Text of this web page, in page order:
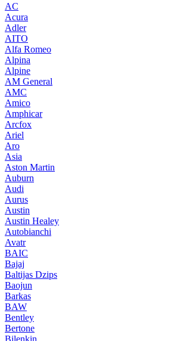
AC
Acura
Adler
AITO
Alfa Romeo
Alpina
Alpine
AM General
AMC
Amico
Amphicar
Arcfox
Ariel
Aro
Asia
Aston Martin
Auburn
Audi
Aurus
Austin
Austin Healey
Autobianchi
Avatr
BAIC
Bajaj
Baltijas Dzips
Baojun
Barkas
BAW
Bentley
Bertone
Bilenkin